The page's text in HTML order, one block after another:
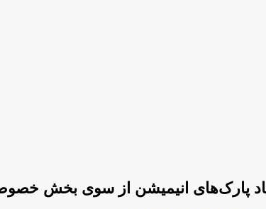
پارک‌های انیمیشن از سوی بخش